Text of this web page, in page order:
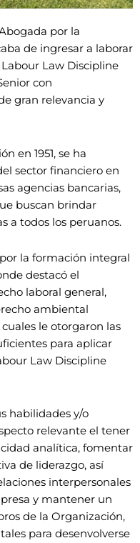
por la
de ingresar a laborar
Law Discipline
con
gran relevancia y
en 1951, se ha
sector financiero en
agencias bancarias,
buscan brindar
a todos los peruanos.
la formación integral
destacó el
laboral general,
ambiental
le otorgaron las
para aplicar
Law Discipline
habilidades y/o
relevante el tener
analítica, fomentar
de liderazgo, así
interpersonales
y mantener un
de la Organización,
para desenvolverse